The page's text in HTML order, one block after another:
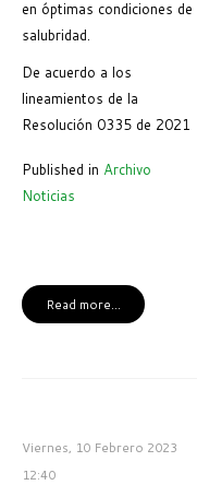
en óptimas condiciones de
salubridad.
De acuerdo a los
lineamientos de la
Resolución 0335 de 2021
Published in Archivo
Noticias
Read more...
Viernes, 10 Febrero 2023
12:40